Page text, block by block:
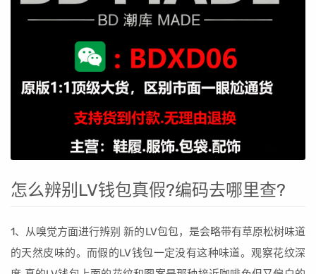
怎么辨别LV钱包真假?编码去哪里查?
1、从嗅觉方面进行辨别 新的LV包包，是会略带有草原松树味道
的天然皮味的。而假的LV钱包一定没有这种味道。观察花纹深